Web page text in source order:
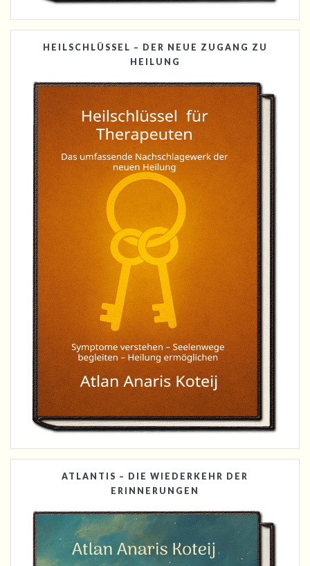
HEILSCHLÜSSEL – DER NEUE ZUGANG ZU
HEILUNG
ATLANTIS – DIE WIEDERKEHR DER
ERINNERUNGEN